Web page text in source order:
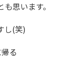
思います。
し(笑)
る